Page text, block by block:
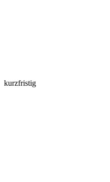
kurzfristig